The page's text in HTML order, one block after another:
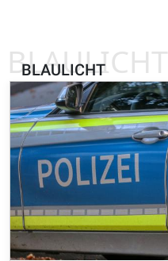
BLAULICHT
BLAULICHT